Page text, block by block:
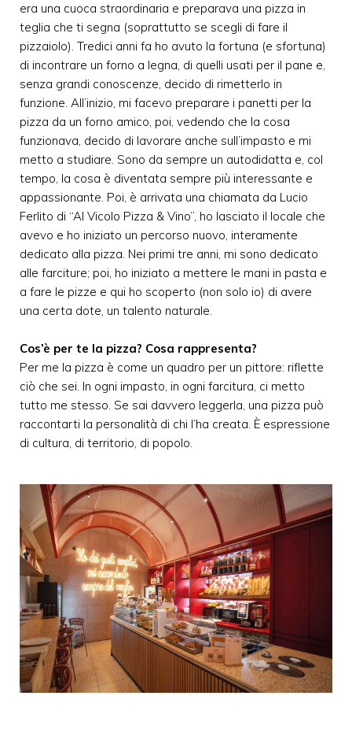
era una cuoca straordinaria e preparava una pizza in
teglia che ti segna (soprattutto se scegli di fare il
pizzaiolo). Tredici anni fa ho avuto la fortuna (e sfortuna)
di incontrare un forno a legna, di quelli usati per il pane e,
senza grandi conoscenze, decido di rimetterlo in
funzione. All’inizio, mi facevo preparare i panetti per la
pizza da un forno amico, poi, vedendo che la cosa
funzionava, decido di lavorare anche sull’impasto e mi
metto a studiare. Sono da sempre un autodidatta e, col
tempo, la cosa è diventata sempre più interessante e
appassionante. Poi, è arrivata una chiamata da Lucio
Ferlito di “Al Vicolo Pizza & Vino”, ho lasciato il locale che
avevo e ho iniziato un percorso nuovo, interamente
dedicato alla pizza. Nei primi tre anni, mi sono dedicato
alle farciture; poi, ho iniziato a mettere le mani in pasta e
a fare le pizze e qui ho scoperto (non solo io) di avere
una certa dote, un talento naturale.
Cos’è per te la pizza? Cosa rappresenta?
Per me la pizza è come un quadro per un pittore: riflette
ciò che sei. In ogni impasto, in ogni farcitura, ci metto
tutto me stesso. Se sai davvero leggerla, una pizza può
raccontarti la personalità di chi l’ha creata. È espressione
di cultura, di territorio, di popolo.